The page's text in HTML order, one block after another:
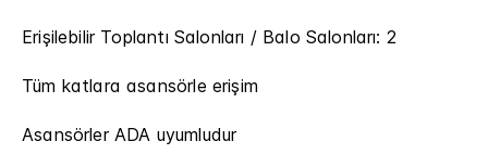
Erişilebilir Toplantı Salonları / Balo Salonları: 2
Tüm katlara asansörle erişim
Asansörler ADA uyumludur